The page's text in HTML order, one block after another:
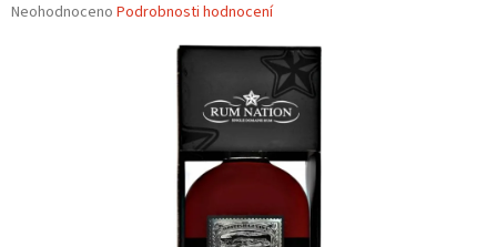
Průměrné
Neohodnoceno Podrobnosti hodnocení